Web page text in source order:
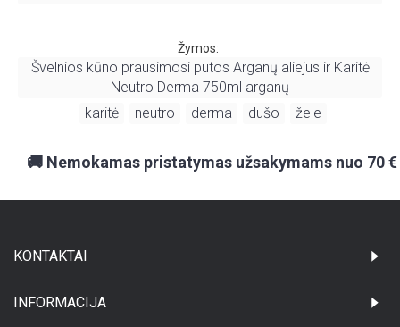
Žymos:
Švelnios kūno prausimosi putos Arganų aliejus ir Karitė
Neutro Derma 750ml arganų
karitė neutro derma dušo žele
🚚 Nemokamas pristatymas užsakymams nuo 70 €
KONTAKTAI
INFORMACIJA